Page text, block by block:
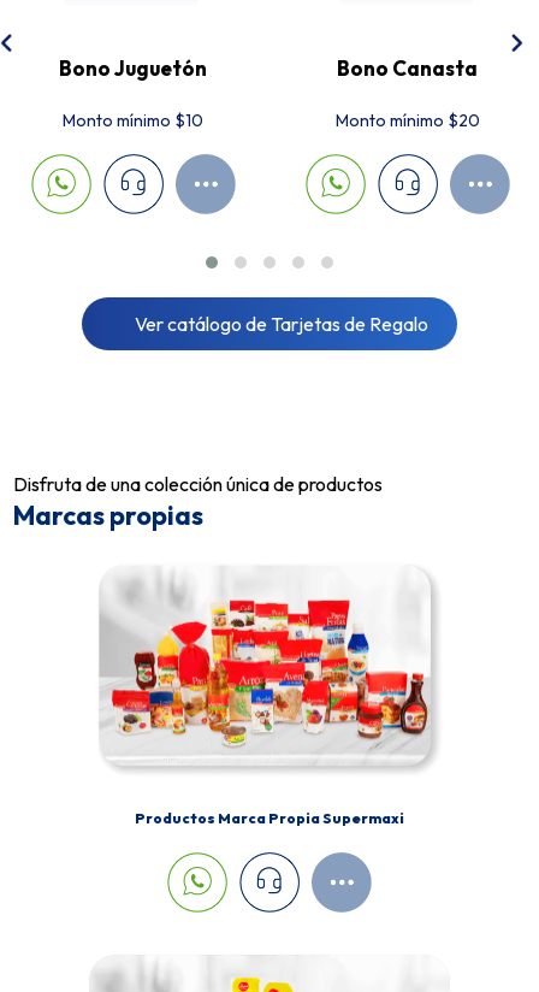
Bono Juguetón
Monto mínimo $10
Bono Canasta
Monto mínimo $20
Ver catálogo de Tarjetas de Regalo
Disfruta de una colección única de productos
Marcas propias
Productos Marca Propia Supermaxi